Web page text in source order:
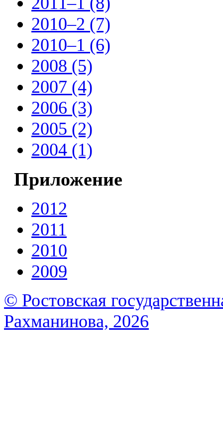
2010–2 (7)
2010–1 (6)
2008 (5)
2007 (4)
2006 (3)
2005 (2)
2004 (1)
Приложение
2012
2011
2010
2009
© Ростовская
Рахманинова, 2026